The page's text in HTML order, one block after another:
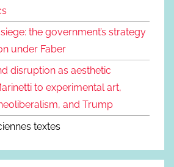
the government’s strategy
under Faber
disruption as aesthetic
to experimental art,
and Trump
textes